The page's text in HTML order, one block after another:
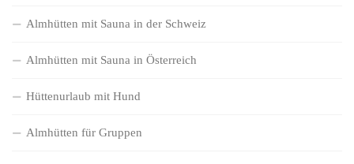
Almhütten mit Sauna in der Schweiz
Almhütten mit Sauna in Österreich
Hüttenurlaub mit Hund
Almhütten für Gruppen